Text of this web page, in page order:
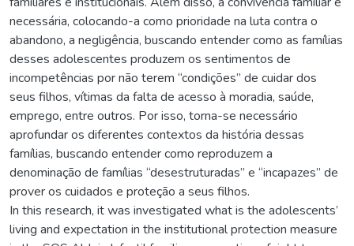
necessária, colocando-a como prioridade na luta contra o
abandono, a negligência, buscando entender como as famílias
desses adolescentes produzem os sentimentos de
incompetências por não terem “condições” de cuidar dos
seus filhos, vítimas da falta de acesso à moradia, saúde,
emprego, entre outros. Por isso, torna-se necessário
aprofundar os diferentes contextos da história dessas
famílias, buscando entender como reproduzem a
denominação de famílias “desestruturadas” e “incapazes” de
prover os cuidados e proteção a seus filhos.
In this research, it was investigated what is the adolescents’
living and expectation in the institutional protection measure